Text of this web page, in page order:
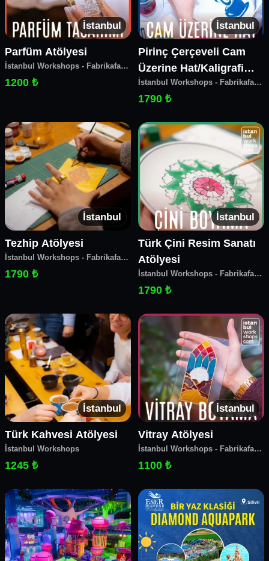
İstanbul
Parfüm Atölyesi
İstanbul Workshops - Fabrikafa
Make&Coffee
1200 ₺
İstanbul
Pirinç Çerçeveli Cam
Üzerine Hat/Kaligrafi
Sanatı Atölyesi
İstanbul Workshops - Fabrikafa
Make&Coffee
1790 ₺
İstanbul
Tezhip Atölyesi
İstanbul Workshops - Fabrikafa
Make&Coffee
1790 ₺
İstanbul
Türk Çini Resim Sanatı
Atölyesi
İstanbul Workshops - Fabrikafa
Make&Coffee
1790 ₺
İstanbul
Türk Kahvesi Atölyesi
İstanbul Workshops
1245 ₺
İstanbul
Vitray Atölyesi
İstanbul Workshops - Fabrikafa
Make&Coffee
1100 ₺